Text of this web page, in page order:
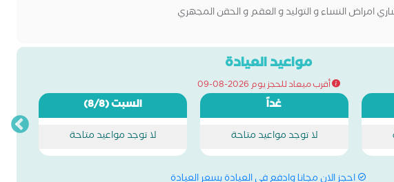
امراض النساء و التوليد و العقم و الحقن المجهري
مواعيد العيادة
أقرب ميعاد للحجز يوم 2026-08-09
غداً
لا توجد مواعيد متاحة
السبت(8/8)
لا توجد مواعيد متاحة